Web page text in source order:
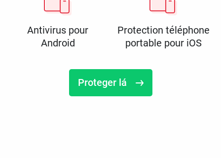
Antivirus pour
Android
Protection téléphone
portable pour iOS
Proteger lá